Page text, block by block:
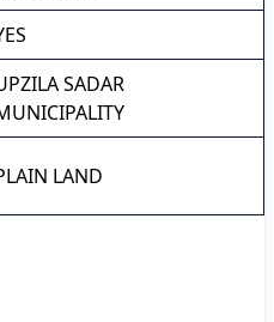
SADAR
LAND